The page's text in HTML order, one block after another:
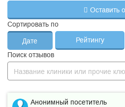
Радиоволновая терапия
10019 Раздельное
10021 Удаление внутриматочной
10027 Удаление внутриматочной
10028 Сальпингография
Оставить
Сортировать по
Дате Рейтингу
Поиск отзывов
Анонимный посетитель